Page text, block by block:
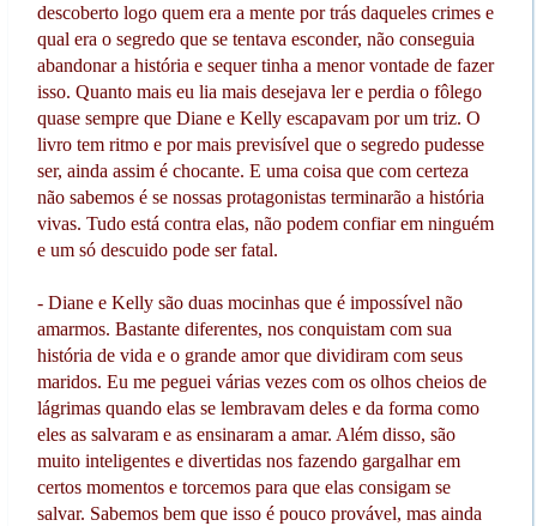
descoberto logo quem era a mente por trás daqueles crimes e
qual era o segredo que se tentava esconder, não conseguia
abandonar a história e sequer tinha a menor vontade de fazer
isso. Quanto mais eu lia mais desejava ler e perdia o fôlego
quase sempre que Diane e Kelly escapavam por um triz. O
livro tem ritmo e por mais previsível que o segredo pudesse
ser, ainda assim é chocante. E uma coisa que com certeza
não sabemos é se nossas protagonistas terminarão a história
vivas. Tudo está contra elas, não podem confiar em ninguém
e um só descuido pode ser fatal.
- Diane e Kelly são duas mocinhas que é impossível não
amarmos. Bastante diferentes, nos conquistam com sua
história de vida e o grande amor que dividiram com seus
maridos. Eu me peguei várias vezes com os olhos cheios de
lágrimas quando elas se lembravam deles e da forma como
eles as salvaram e as ensinaram a amar. Além disso, são
muito inteligentes e divertidas nos fazendo gargalhar em
certos momentos e torcemos para que elas consigam se
salvar. Sabemos bem que isso é pouco provável, mas ainda